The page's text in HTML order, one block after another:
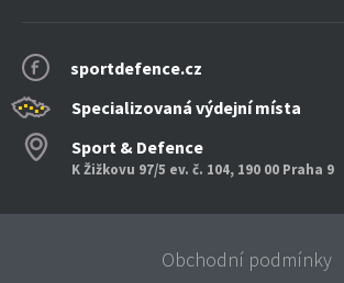
sportdefence.cz
Specializovaná výdejní místa
Sport & Defence
K Žižkovu 97/5 ev. č. 104, 190 00 Praha 9
Obchodní podmínky